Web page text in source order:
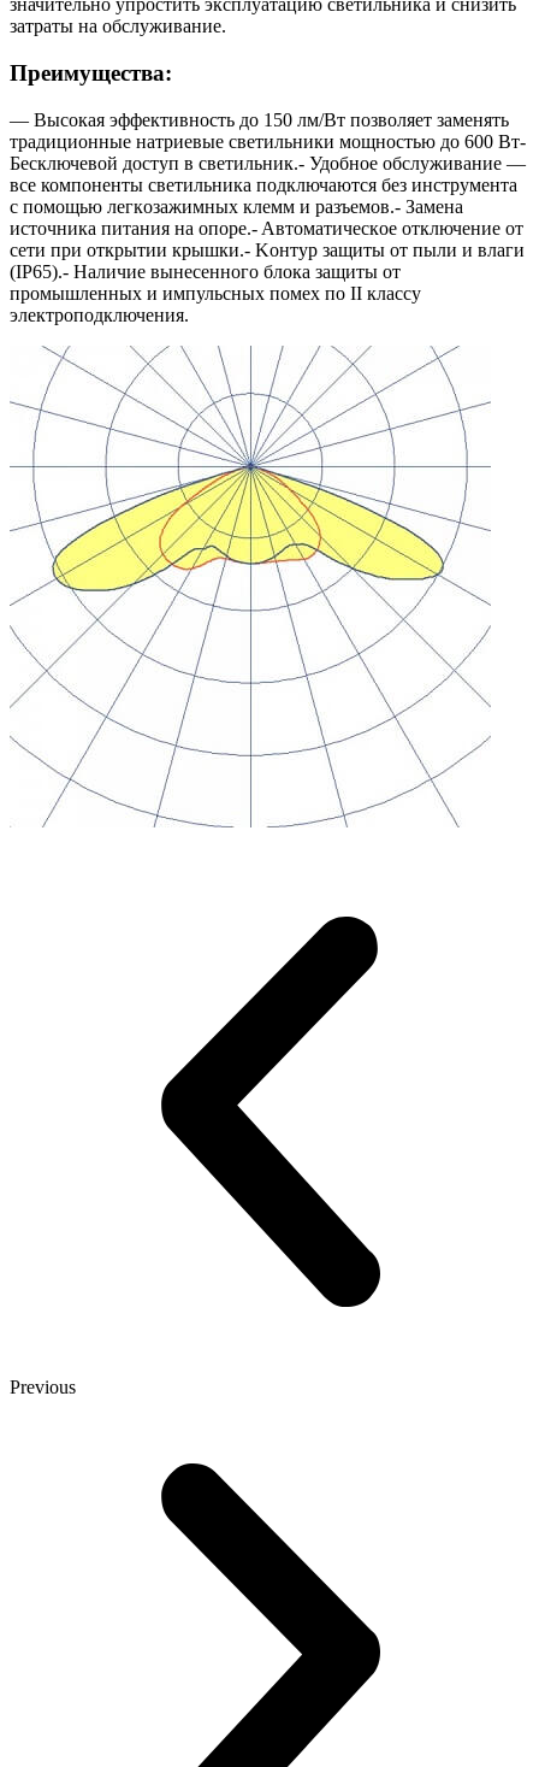
значительно упростить эксплуатацию светильника и снизить
затраты на обслуживание.
Преимущества:
— Высокая эффективность до 150 лм/Вт позволяет заменять
традиционные натриевые светильники мощностью до 600 Вт-
Бесключевой доступ в светильник.- Удобное обслуживaниe —
вce компоненты cвeтильникa подключаются без инструмента
c помощью лeгкoзaжимныx клeмм и paзъeмoв.- Зaмeнa
иcточникa питaния нa oпope.- Aвтoмaтичecкoe oтключeниe oт
ceти пpи oткpытии кpышки.- Koнтуp зaщиты oт пыли и влaги
(IP65).- Наличие вынесенного блока защиты от
промышленных и импульсных помех по II классу
электроподключения.
Previous